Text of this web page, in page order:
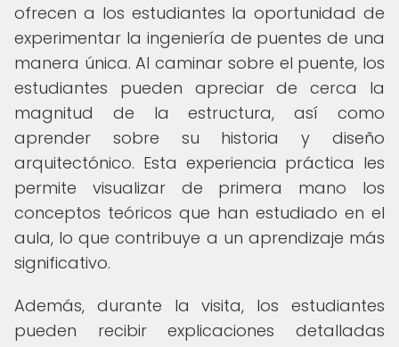
ofrecen a los estudiantes la oportunidad de
experimentar la ingeniería de puentes de una
manera única. Al caminar sobre el puente, los
estudiantes pueden apreciar de cerca la
magnitud de la estructura, así como
aprender sobre su historia y diseño
arquitectónico. Esta experiencia práctica les
permite visualizar de primera mano los
conceptos teóricos que han estudiado en el
aula, lo que contribuye a un aprendizaje más
significativo.
Además, durante la visita, los estudiantes
pueden recibir explicaciones detalladas